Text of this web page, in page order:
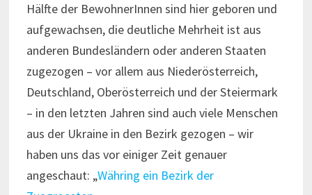
Hälfte der BewohnerInnen sind hier geboren und
aufgewachsen, die deutliche Mehrheit ist aus
anderen Bundesländern oder anderen Staaten
zugezogen – vor allem aus Niederösterreich,
Deutschland, Oberösterreich und der Steiermark
– in den letzten Jahren sind auch viele Menschen
aus der Ukraine in den Bezirk gezogen – wir
haben uns das vor einiger Zeit genauer
angeschaut: „Währing ein Bezirk der